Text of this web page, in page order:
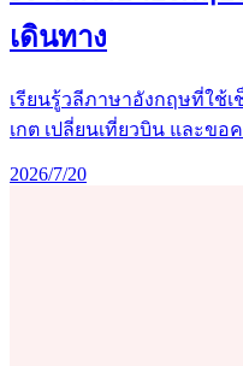
เดินทาง
เรียนรู้วลีภาษาอังกฤษที่ใช้
เกต เปลี่ยนเที่ยวบิน และข
2026/7/20